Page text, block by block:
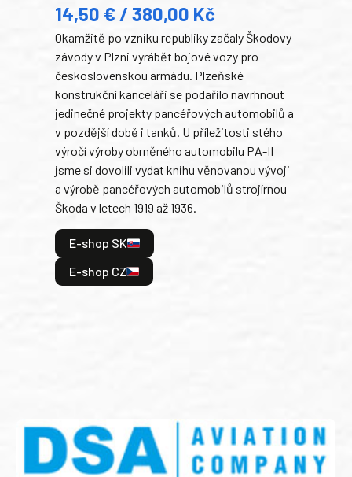
14,50 € / 380,00 Kč
Okamžitě po vzniku republiky začaly Škodovy
závody v Plzni vyrábět bojové vozy pro
československou armádu. Plzeňské
konstrukční kanceláři se podařilo navrhnout
jedinečné projekty pancéřových automobilů a
v pozdější době i tanků. U příležitosti stého
výročí výroby obrněného automobilu PA-II
jsme si dovolili vydat knihu věnovanou vývoji
a výrobě pancéřových automobilů strojírnou
Škoda v letech 1919 až 1936.
E-shop SK
E-shop CZ